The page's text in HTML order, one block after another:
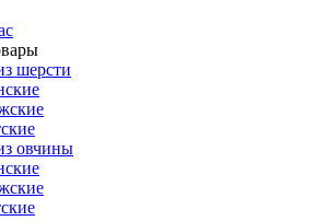
шерсти
овчины